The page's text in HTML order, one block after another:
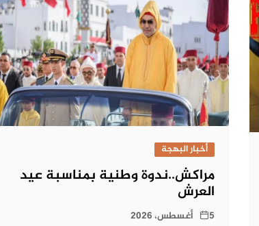
أخبار البهجة
مراكش..ندوة وطنية بمناسبة عيد
العرش
5 أغسطس، 2026